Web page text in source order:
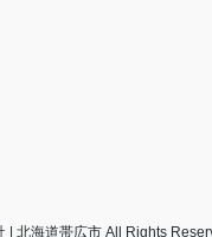
北海道帯広市 All Rights